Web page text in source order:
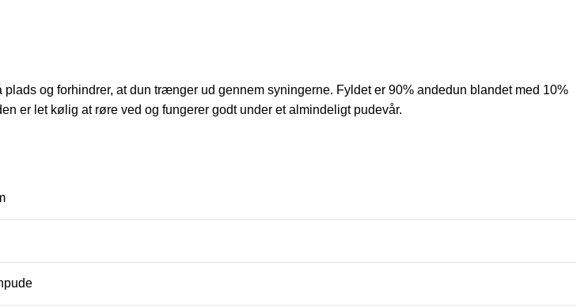
og forhindrer, at dun trænger ud gennem syningerne. Fyldet er 90% andedun blandet med 10%
er let kølig at røre ved og fungerer godt under et almindeligt pudevår.